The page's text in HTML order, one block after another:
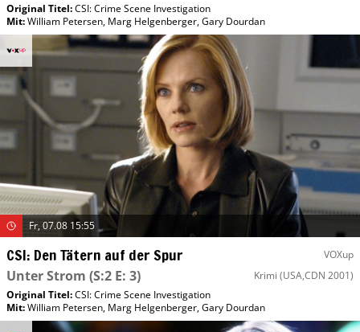
Original Titel:CSI: Crime Scene Investigation
Mit:William Petersen, Marg Helgenberger,Gary Dourdan
Fr, 07.08 15:55
CSI: Den Tätern auf der Spur VOXup
Unter Strom (S:2 E: 3) Krimi (USA,CDN 2001)
Original Titel:CSI: Crime Scene Investigation
Mit:William Petersen, Marg Helgenberger,Gary Dourdan